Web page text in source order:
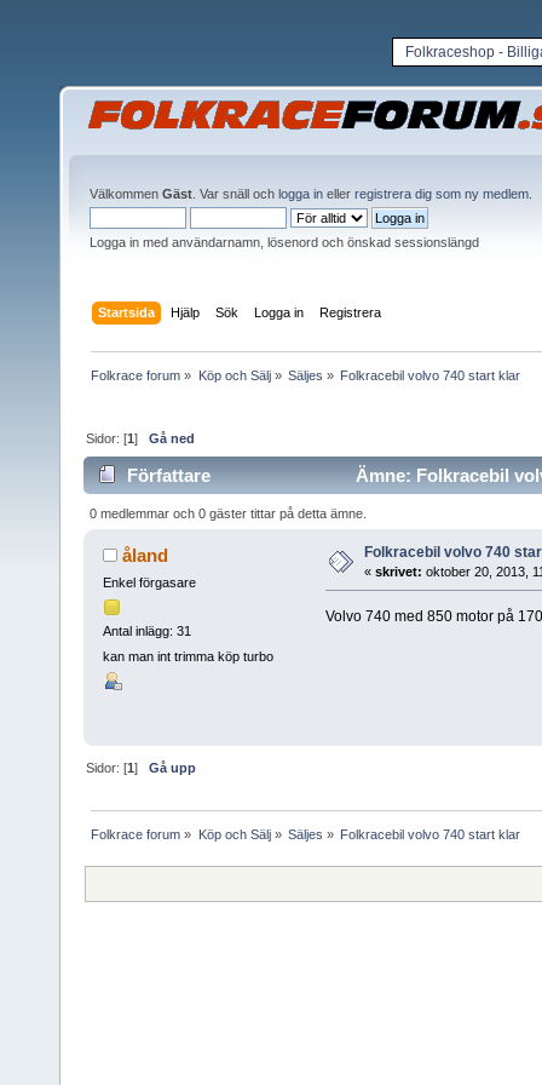
Folkraceshop -
Välkommen Gäst . Var snäll och logga in eller registrera dig som ny medlem
Logga in med användarnamn, lösenord och önskad sessionslängd
Startsida Hjälp Sök Logga in Registrera
Folkrace forum » Köp och Sälj» Säljes » Folkracebil volvo 740 start klar
Sidor: [1]Gå ned
Författare Ämne: Folkracebil
0 medlemmar och 0 gäster tittar på detta ämne.
åland
Enkel förgasare
Antal inlägg: 31
kan man int trimma köp turbo
Folkracebil volvo 740
« skrivet: oktober 20, 2013,
Volvo 740 med 850 motor på
Sidor: [1]Gå upp
Folkrace forum » Köp och Sälj» Säljes » Folkracebil volvo 740 start klar